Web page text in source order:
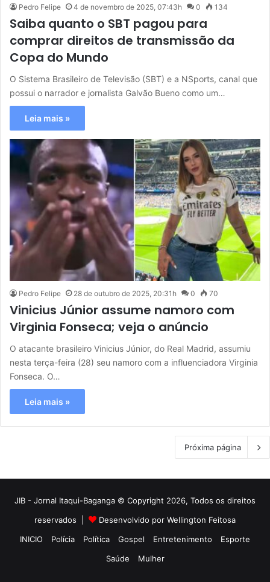
Pedro Felipe 4 de novembro de 2025, 07:43h 0 134
Saiba quanto o SBT pagou para
comprar direitos de transmissão da
Copa do Mundo
O Sistema Brasileiro de Televisão (SBT) e a NSports, canal que
possui o narrador e jornalista Galvão Bueno como um…
Leia mais »
Pedro Felipe 28 de outubro de 2025, 20:31h 0 70
Vinicius Júnior assume namoro com
Virginia Fonseca; veja o anúncio
O atacante brasileiro Vinicius Júnior, do Real Madrid, assumiu
nesta terça-feira (28) seu namoro com a influenciadora Virginia
Fonseca. O…
Leia mais »
Próxima página
JIB - Jornal Itaqui-Baganga © Copyright 2026, Todos os direitos
reservados |
Desenvolvido por Wellington Feitosa
INICIO
Polícia Política Gospel Entretenimento
Esporte
Saúde
Mulher